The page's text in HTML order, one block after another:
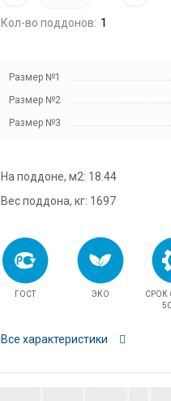
Кол-во поддонов:
Размер №1
Размер №2
Размер №3
На поддоне, м2: 18.44
Вес поддона, кг: 1697
ГОСТ ЭКО
СРОК
Все характеристики